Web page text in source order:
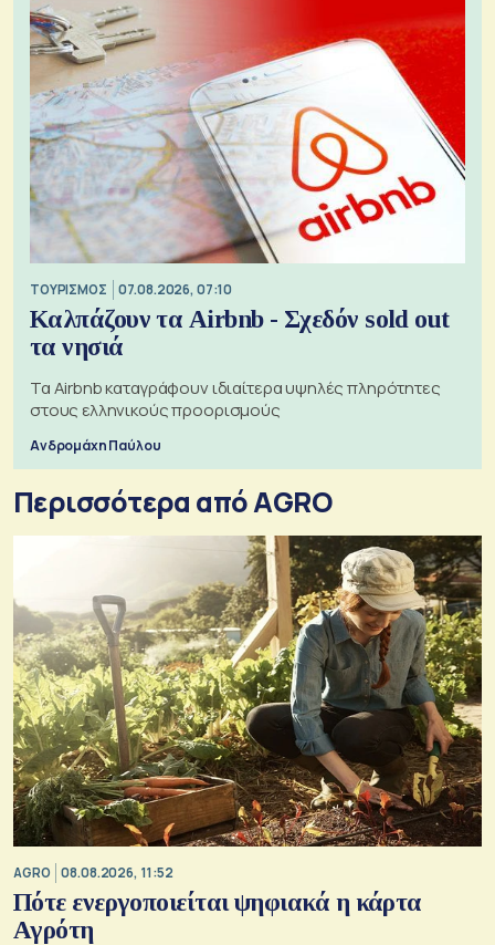
ΤΟΥΡΙΣΜΟΣ 07.08.2026, 07:10
Καλπάζουν τα Airbnb - Σχεδόν sold out
τα νησιά
Τα Airbnb καταγράφουν ιδιαίτερα υψηλές πληρότητες
στους ελληνικούς προορισμούς
Ανδρομάχη Παύλου
Περισσότερα από AGRO
AGRO 08.08.2026, 11:52
Πότε ενεργοποιείται ψηφιακά η κάρτα
Αγρότη